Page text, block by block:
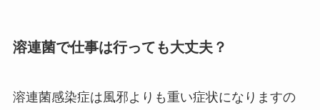
溶連菌で仕事は行っても大丈夫？
溶連菌感染症は風邪よりも重い症状になりますの